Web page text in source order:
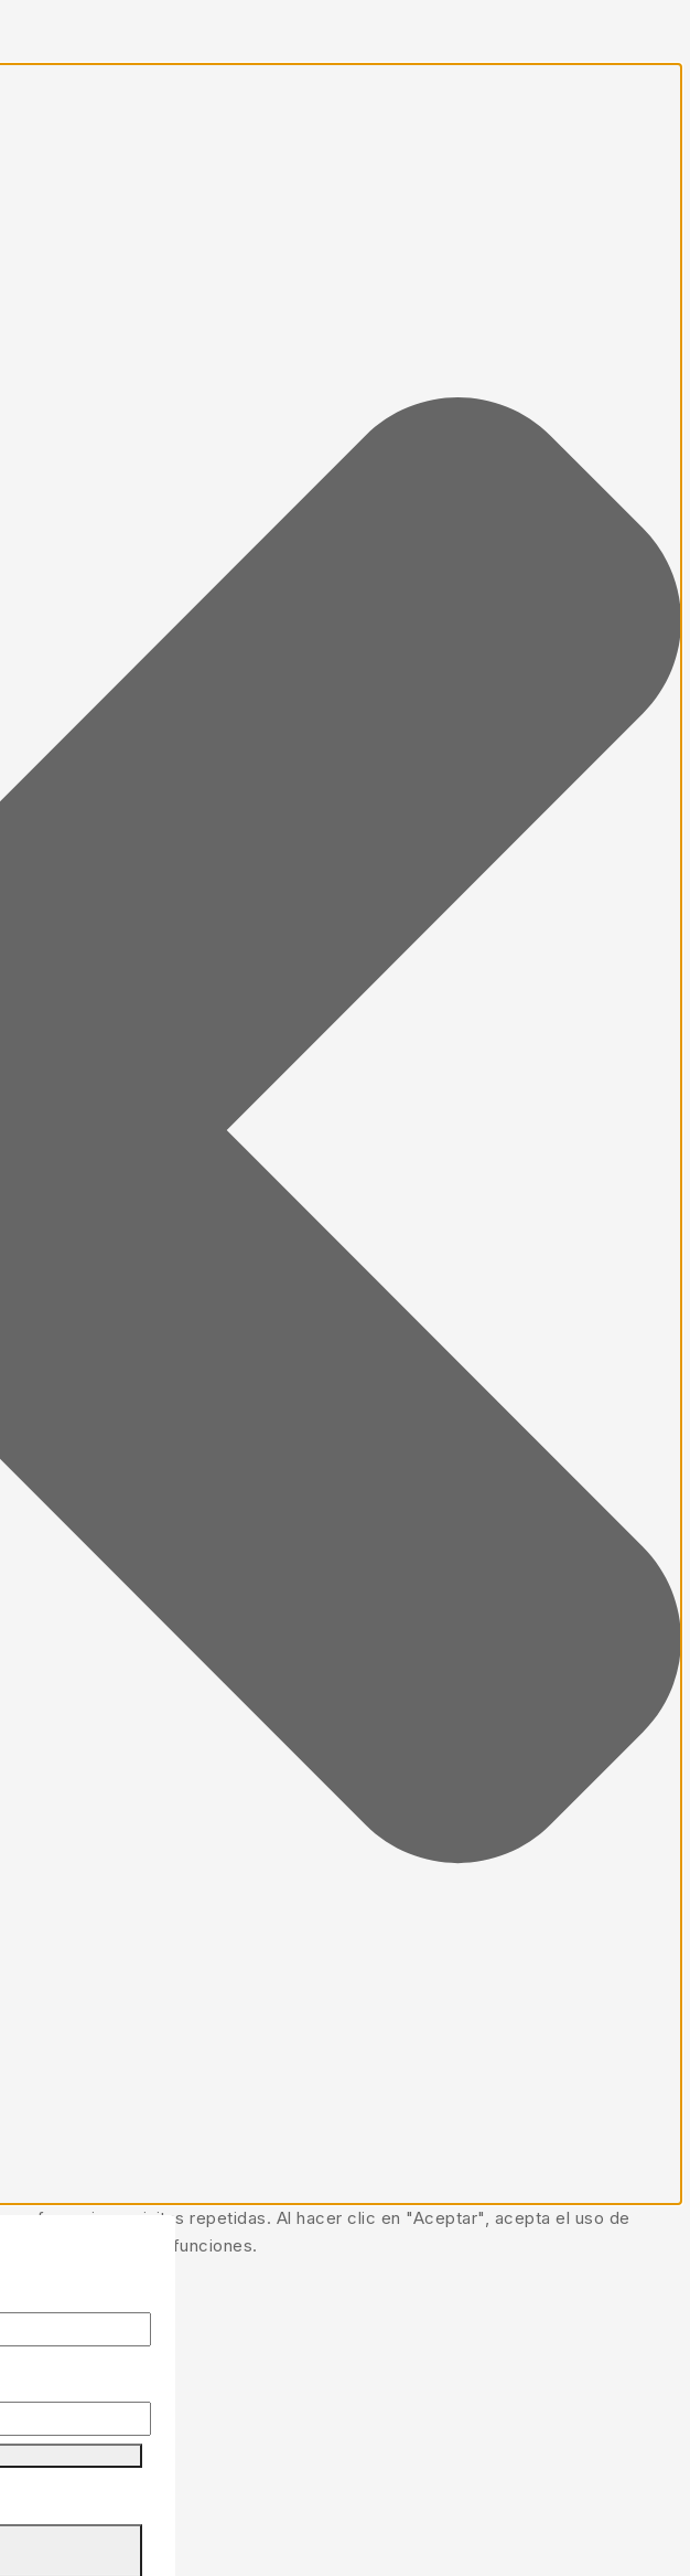
y visitas repetidas. Al hacer clic en "Aceptar", acepta el uso de
características y funciones.